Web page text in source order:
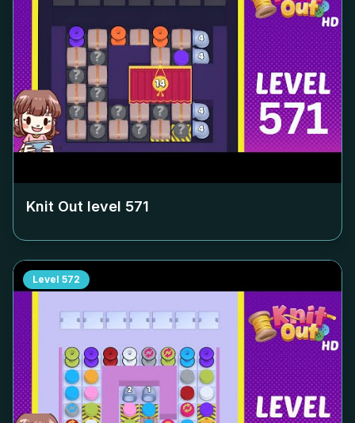
Knit Out level 571
Level 572